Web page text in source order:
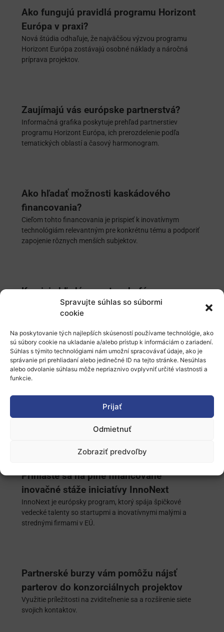
Spravujte súhlas so súbormi
cookie
Na poskytovanie tých najlepších skúseností používame technológie, ako
sú súbory cookie na ukladanie a/alebo prístup k informáciám o zariadení.
Súhlas s týmito technológiami nám umožní spracovávať údaje, ako je
správanie pri prehliadaní alebo jedinečné ID na tejto stránke. Nesúhlas
alebo odvolanie súhlasu môže nepriaznivo ovplyvniť určité vlastnosti a
funkcie.
Prijať
Odmietnuť
Zobraziť predvoľby
Ako fungujú pravidlá programu Horizont
Európa v praxi?
Nová štúdia odhaľuje, že najväčšou výzvou programu
Horizont Európa zostávajú osobné náklady a náročná
príprava projektov.
Zaujímajú vás európske partnerstvá?
Informačná grafika poskytuje prehľad partnerstiev
programu Horizont Európa, ich prerozdelenie podľa
tematických oblastí a časový harmonogram.
Ako hľadať možnosti kaskádového
financovania?
Cieľom tohto financovania je prispieť k inovatívnym
technológiám relevantným pre konkrétnu tému a podporiť
zapojenie rôznych menších subjektov.
Komisia hľadá expertov do fóra o
prelomovej umelej inteligencii
Expertné fórum má spojiť európskych aktérov v oblasti
iniciatívy Frontier AI.
hľadá nezávislých expertov
inteligencie, robotiky a senzorických technológií.
Prihláste sa na plne financované
inovačné stáže iniciatívy InnoNext
InnoNext je európsky program, ktorý spája špičkové
vedecké talenty so startupmi a inovatívnymi malými a
strednými firmami v EÚ.
Partnerské burzy vám pomôžu nájsť
parterov do konzorciálnych projektov
Využitie príležitosti na zviditeľnenie sa a rozšírenie siete
svojich kontaktov.